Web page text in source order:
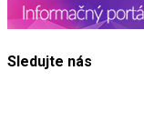
Sledujte nás